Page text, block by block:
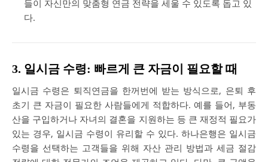
들이 자신만의 맞춤형 연금 전략을 세울 수 있도록 돕고 있
다.
3. 일시금 수령: 빠르게 큰 자금이 필요할 때
일시금 수령은 퇴직연금을 한꺼번에 받는 방식으로, 은퇴 후
초기 큰 자금이 필요한 사람들에게 적합하다. 예를 들어, 부동
산을 구입하거나 자녀의 결혼을 지원하는 등 큰 재정적 필요가
있는 경우, 일시금 수령이 유리할 수 있다. 하나은행은 일시금
수령을 선택하는 고객들을 위해 자산 관리 방법과 세금 절감